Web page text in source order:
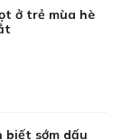
ở trẻ mùa hè
biết sớm dấu